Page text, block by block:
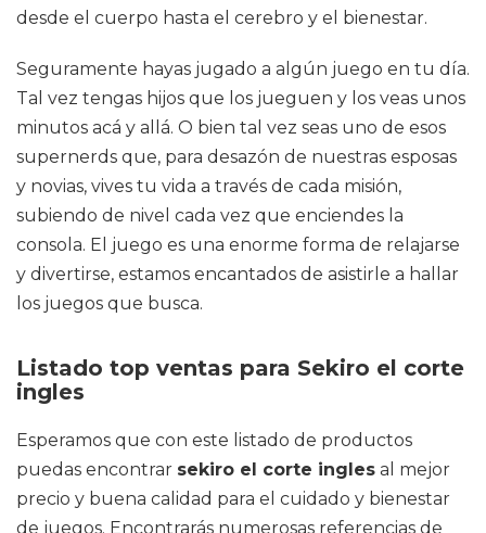
desde el cuerpo hasta el cerebro y el bienestar.
Seguramente hayas jugado a algún juego en tu día.
Tal vez tengas hijos que los jueguen y los veas unos
minutos acá y allá. O bien tal vez seas uno de esos
supernerds que, para desazón de nuestras esposas
y novias, vives tu vida a través de cada misión,
subiendo de nivel cada vez que enciendes la
consola. El juego es una enorme forma de relajarse
y divertirse, estamos encantados de asistirle a hallar
los juegos que busca.
Listado top ventas para Sekiro el corte
ingles
Esperamos que con este listado de productos
puedas encontrar sekiro el corte ingles al mejor
precio y buena calidad para el cuidado y bienestar
de juegos. Encontrarás numerosas referencias de